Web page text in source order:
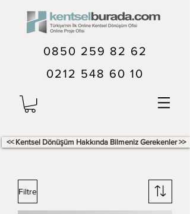
0850 259 82 62
0212 548 60 10
<< Kentsel Dönüşüm Hakkında Bilmeniz Gerekenler >>
Filtre